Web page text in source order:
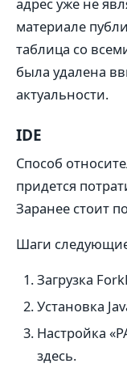
адрес уже не
материале
таблица со
была удалена
актуальности.
IDE
Способ
придется
Заранее стоит
Шаги
Загрузка
Установка
Настройка
здесь.